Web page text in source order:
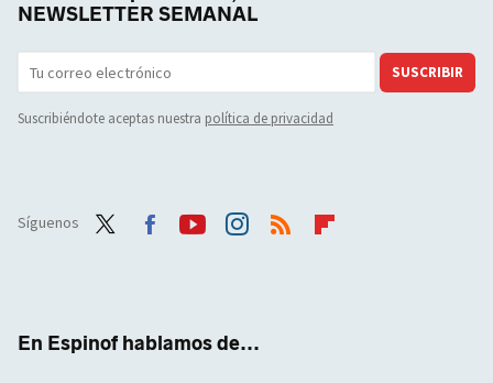
NEWSLETTER SEMANAL
SUSCRIBIR
Suscribiéndote aceptas nuestra política de privacidad
Síguenos
En Espinof hablamos de...